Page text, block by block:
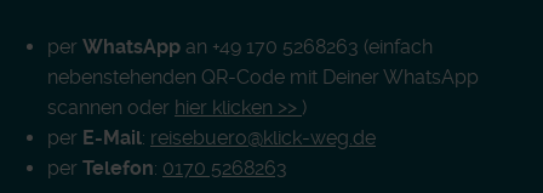
per WhatsApp an +49 170 5268263 (einfach
nebenstehenden QR-Code mit Deiner WhatsApp
scannen oder hier klicken >> )
per E-Mail: reisebuero@klick-weg.de
per Telefon: 0170 5268263